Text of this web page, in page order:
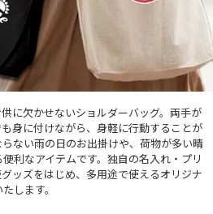
に欠かせないショルダーバッグ。両手が
身に付けながら、身軽に行動することが
ない雨の日のお出掛けや、荷物が多い晴
利なアイテムです。独自の名入れ・プリ
ッズをはじめ、多用途で使えるオリジナ
します。